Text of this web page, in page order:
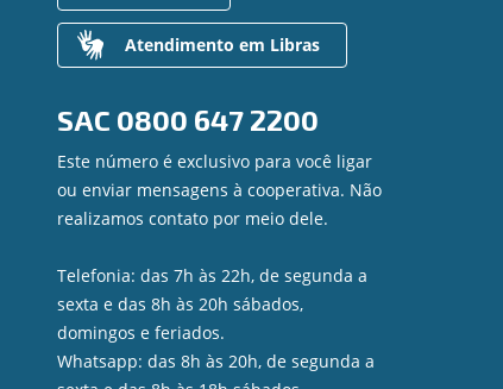
Atendimento em Libras
SAC 0800 647 2200
Este número é exclusivo para você ligar
ou enviar mensagens à cooperativa. Não
realizamos contato por meio dele.
Telefonia: das 7h às 22h, de segunda a
sexta e das 8h às 20h sábados,
domingos e feriados.
Whatsapp: das 8h às 20h, de segunda a